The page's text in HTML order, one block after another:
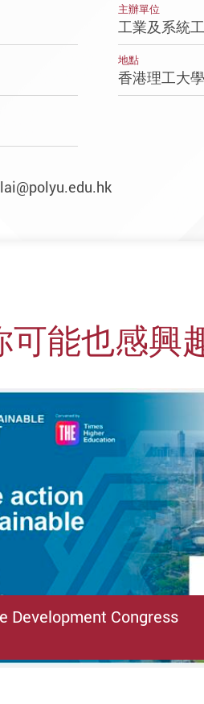
主辦單位
工業及系統
地點
香港理工大
可能也感興
Development Congress